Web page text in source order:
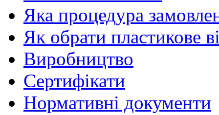
Яка процедура
Як обрати пластикове
Виробництво
Сертифікати
Нормативні документи